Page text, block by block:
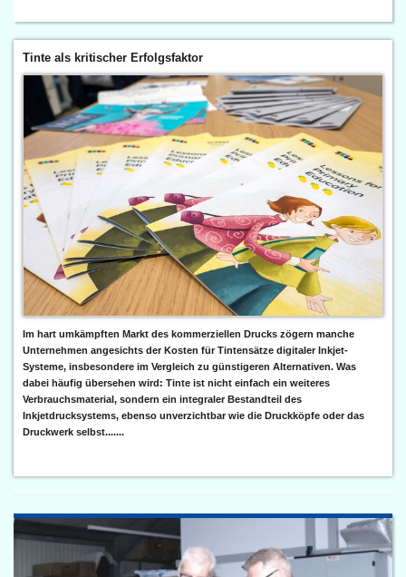
Tinte als kritischer Erfolgsfaktor
Im hart umkämpften Markt des kommerziellen Drucks zögern manche
Unternehmen angesichts der Kosten für Tintensätze digitaler Inkjet-
Systeme, insbesondere im Vergleich zu günstigeren Alternativen. Was
dabei häufig übersehen wird: Tinte ist nicht einfach ein weiteres
Verbrauchsmaterial, sondern ein integraler Bestandteil des
Inkjetdrucksystems, ebenso unverzichtbar wie die Druckköpfe oder das
Druckwerk selbst.......